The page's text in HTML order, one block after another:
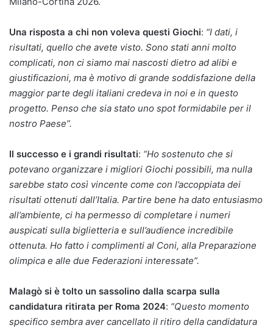
Una risposta a chi non voleva questi Giochi: “I dati, i
risultati, quello che avete visto. Sono stati anni molto
complicati, non ci siamo mai nascosti dietro ad alibi e
giustificazioni, ma è motivo di grande soddisfazione della
maggior parte degli italiani credeva in noi e in questo
progetto. Penso che sia stato uno spot formidabile per il
nostro Paese”.
Il successo e i grandi risultati: “Ho sostenuto che si
potevano organizzare i migliori Giochi possibili, ma nulla
sarebbe stato così vincente come con l’accoppiata dei
risultati ottenuti dall’Italia. Partire bene ha dato entusiasmo
all’ambiente, ci ha permesso di completare i numeri
auspicati sulla biglietteria e sull’audience incredibile
ottenuta. Ho fatto i complimenti al Coni, alla Preparazione
olimpica e alle due Federazioni interessate”.
Malagò si è tolto un sassolino dalla scarpa sulla
candidatura ritirata per Roma 2024: “Questo momento
specifico sembra aver cancellato il ritiro della candidatura